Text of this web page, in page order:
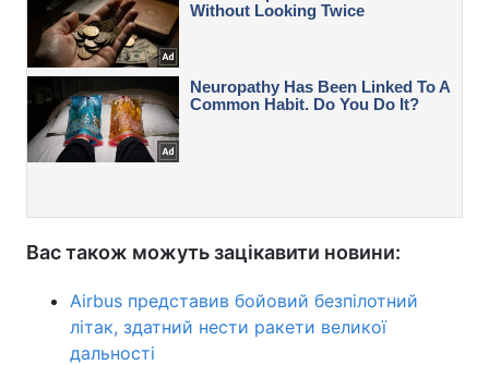
Вас також можуть зацікавити новини:
Airbus представив бойовий безпілотний
літак, здатний нести ракети великої
дальності